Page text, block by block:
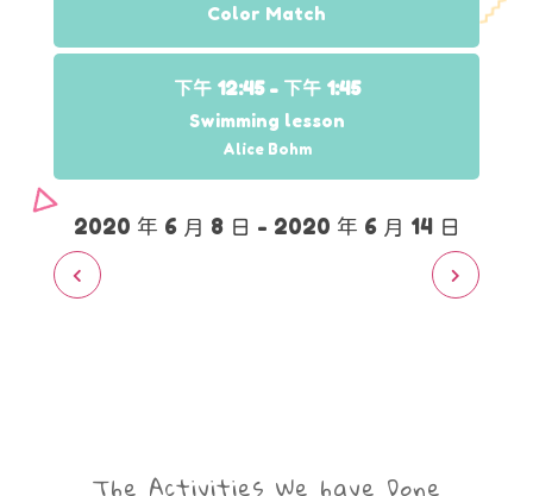
Color Match
下午 12:45 - 下午 1:45
Swimming lesson
Alice Bohm
2020 年 6 月 8 日 - 2020 年 6 月 14 日
The Activities We have Done